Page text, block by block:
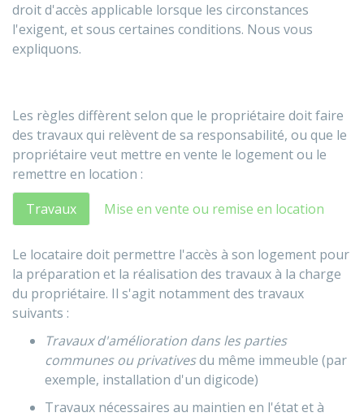
droit d'accès applicable lorsque les circonstances
l'exigent, et sous certaines conditions. Nous vous
expliquons.
Les règles diffèrent selon que le propriétaire doit faire
des travaux qui relèvent de sa responsabilité, ou que le
propriétaire veut mettre en vente le logement ou le
remettre en location :
Travaux
Mise en vente ou remise en location
Le locataire doit permettre l'accès à son logement pour
la préparation et la réalisation des travaux à la charge
du propriétaire. Il s'agit notamment des travaux
suivants :
Travaux d'amélioration dans les parties
communes ou privativesdu même immeuble (par
exemple, installation d'un digicode)
Travaux nécessaires au maintien en l'état et à